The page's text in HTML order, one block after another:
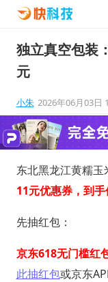
独立真空包装
元
小朱 2026年06月03日
东北黑龙江黄糯玉
11元优惠券，到手
先抽红包：
京东618无门槛红
此抽红包或京东